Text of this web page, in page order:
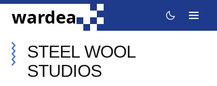
ir al contenido
wardea dark mode
menu
STEEL WOOL
STUDIOS
Noticias